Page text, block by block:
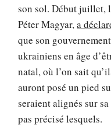
son sol. Début juillet,
Péter Magyar,a
que son
ukrainiens en âge
natal, où l’on sait
auront posé un pied
seraient alignés sur
pas précisé lesquels.